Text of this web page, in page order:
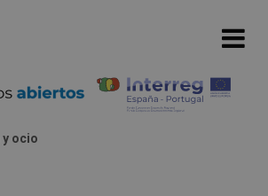
y ocio